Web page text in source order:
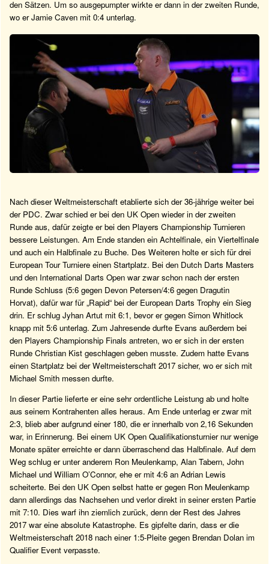
den Sätzen. Um so ausgepumpter wirkte er dann in der zweiten Runde,
wo er Jamie Caven mit 0:4 unterlag.
Nach dieser Weltmeisterschaft etablierte sich der 36-jährige weiter bei
der PDC. Zwar schied er bei den UK Open wieder in der zweiten
Runde aus, dafür zeigte er bei den Players Championship Turnieren
bessere Leistungen. Am Ende standen ein Achtelfinale, ein Viertelfinale
und auch ein Halbfinale zu Buche. Des Weiteren holte er sich für drei
European Tour Turniere einen Startplatz. Bei den Dutch Darts Masters
und den International Darts Open war zwar schon nach der ersten
Runde Schluss (5:6 gegen Devon Petersen/4:6 gegen Dragutin
Horvat), dafür war für „Rapid“ bei der European Darts Trophy ein Sieg
drin. Er schlug Jyhan Artut mit 6:1, bevor er gegen Simon Whitlock
knapp mit 5:6 unterlag. Zum Jahresende durfte Evans außerdem bei
den Players Championship Finals antreten, wo er sich in der ersten
Runde Christian Kist geschlagen geben musste. Zudem hatte Evans
einen Startplatz bei der Weltmeisterschaft 2017 sicher, wo er sich mit
Michael Smith messen durfte.
In dieser Partie lieferte er eine sehr ordentliche Leistung ab und holte
aus seinem Kontrahenten alles heraus. Am Ende unterlag er zwar mit
2:3, blieb aber aufgrund einer 180, die er innerhalb von 2,16 Sekunden
war, in Erinnerung. Bei einem UK Open Qualifikationsturnier nur wenige
Monate später erreichte er dann überraschend das Halbfinale. Auf dem
Weg schlug er unter anderem Ron Meulenkamp, Alan Tabern, John
Michael und William O’Connor, ehe er mit 4:6 an Adrian Lewis
scheiterte. Bei den UK Open selbst hatte er gegen Ron Meulenkamp
dann allerdings das Nachsehen und verlor direkt in seiner ersten Partie
mit 7:10. Dies warf ihn ziemlich zurück, denn der Rest des Jahres
2017 war eine absolute Katastrophe. Es gipfelte darin, dass er die
Weltmeisterschaft 2018 nach einer 1:5-Pleite gegen Brendan Dolan im
Qualifier Event verpasste.